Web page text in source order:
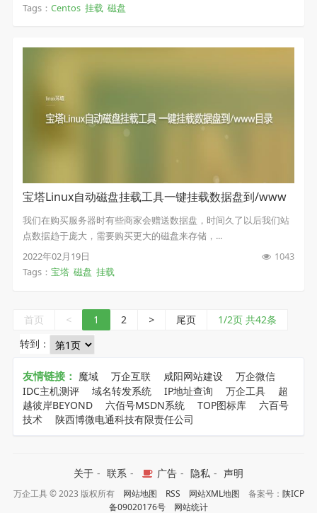
Tags： Centos 挂载 磁盘
宝塔Linux自动磁盘挂载工具一键挂载数据盘到/www
目录
我们在购买服务器时有些商家会赠送数据盘，时间久了以后我们站
点数据趋于庞大，需要购买更大的磁盘来存储，...
2022年02月19日
1043
Tags： 宝塔 磁盘 挂载
首页 < 1 2 > 尾页
1/2页 共42条
转到：
友情链接： 魔域 万企互联 咸阳网站建设
万企微信
IDC主机测评
域名转发系统 IP地址查询 万企工具
超
越彼岸BEYOND
六佰号MSDN系统 TOP图标库
六百号
技术
陕西博微电通科技有限责任公司
关于 - 联系 - 广告 - 隐私 - 声明
万企工具 © 2023 版权所有 网站地图 RSS 网站XML地图 备案号： 陕ICP
备09020176号
网站统计